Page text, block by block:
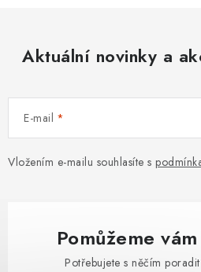
Aktuální novinky a
E-mail
Vložením e-mailu souhlasíte s
Pomůžeme
Potřebujete s něčím